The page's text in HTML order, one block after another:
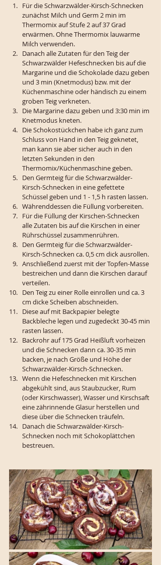
Für die Schwarzwälder-Kirsch-Schnecken
zunächst Milch und Germ 2 min im
Thermomix auf Stufe 2 auf 37 Grad
erwärmen. Ohne Thermomix lauwarme
Milch verwenden.
Danach alle Zutaten für den Teig der
Schwarzwälder Hefeschnecken bis auf die
Margarine und die Schokolade dazu geben
und 3 min (Knetmodus) bzw. mit der
Küchenmaschine oder händisch zu einem
groben Teig verkneten.
Die Margarine dazu geben und 3:30 min im
Knetmodus kneten.
Die Schokostückchen habe ich ganz zum
Schluss von Hand in den Teig geknetet,
man kann sie aber sicher auch in den
letzten Sekunden in den
Thermomix/Küchenmaschine geben.
Den Germteig für die Schwarzwälder-
Kirsch-Schnecken in eine gefettete
Schüssel geben und 1 - 1,5 h rasten lassen.
Währenddessen die Füllung vorbereiten.
Für die Füllung der Kirschen-Schnecken
alle Zutaten bis auf die Kirschen in einer
Rührschüssel zusammenrühren.
Den Germteig für die Schwarzwälder-
Kirsch-Schnecken ca. 0,5 cm dick ausrollen.
Anschließend zuerst mit der Topfen-Masse
bestreichen und dann die Kirschen darauf
verteilen.
Den Teig zu einer Rolle einrollen und ca. 3
cm dicke Scheiben abschneiden.
Diese auf mit Backpapier belegte
Backbleche legen und zugedeckt 30-45 min
rasten lassen.
Backrohr auf 175 Grad Heißluft vorheizen
und die Schnecken dann ca. 30-35 min
backen, je nach Größe und Höhe der
Schwarzwälder-Kirsch-Schnecken.
Wenn die Hefeschnecken mit Kirschen
abgekühlt sind, aus Staubzucker, Rum
(oder Kirschwasser), Wasser und Kirschsaft
eine zährinnende Glasur herstellen und
diese über die Schnecken träufeln.
Danach die Schwarzwälder-Kirsch-
Schnecken noch mit Schokoplättchen
bestreuen.